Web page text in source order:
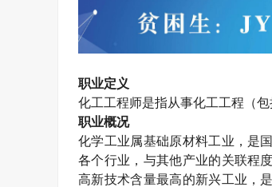
职业定义
化工工程师是指从事化工工程（
职业概况
化学工业属基础原材料工业，是
各个行业，与其他产业的关联程
高新技术含量最高的新兴工业，